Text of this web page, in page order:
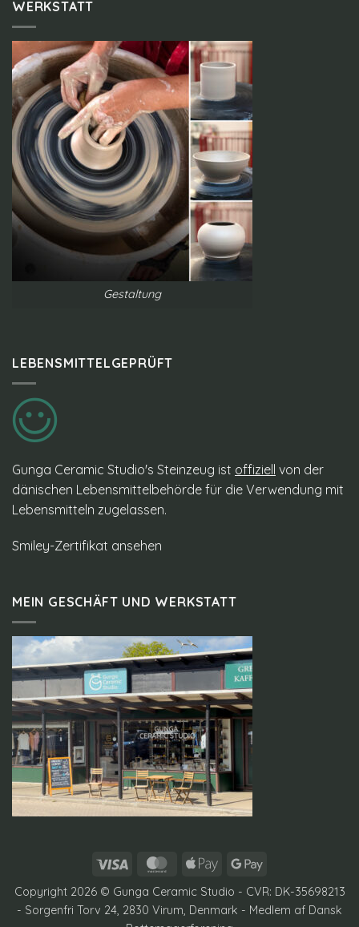
WERKSTATT
Gestaltung
LEBENSMITTELGEPRÜFT
Gunga Ceramic Studio's Steinzeug ist offiziell von der
dänischen Lebensmittelbehörde für die Verwendung mit
Lebensmitteln zugelassen.
Smiley-Zertifikat ansehen
MEIN GESCHÄFT UND WERKSTATT
Visa MasterCard
Apple
Google
Copyright 2026 © Gunga Ceramic Studio - CVR: DK-35698213
- Sorgenfri Torv 24, 2830 Virum, Denmark - Medlem af Dansk